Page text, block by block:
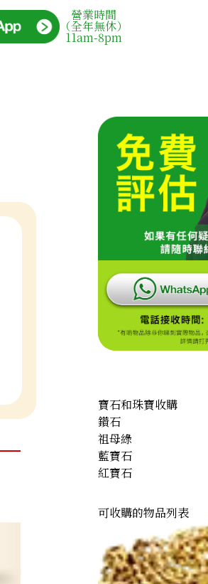
營業時間
（全年無休）
11am-8pm
寶石和珠寶收購
鑽石
祖母綠
藍寶石
紅寶石
可收購的物品列表